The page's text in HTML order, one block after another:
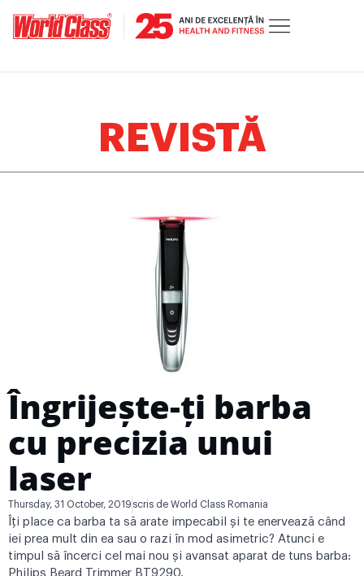
REVISTĂ
Îngrijește-ți barba
cu precizia unui
laser
Thursday, 31 October, 2019 scris de World Class Romania
Îți place ca barba ta să arate impecabil și te enervează când
iei prea mult din ea sau o razi în mod asimetric? Atunci e
timpul să încerci cel mai nou și avansat aparat de tuns barba:
Philips Beard Trimmer BT9290.